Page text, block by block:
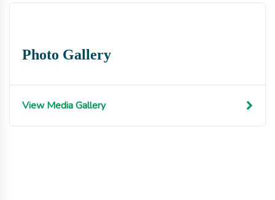
Photo Gallery
View Media Gallery